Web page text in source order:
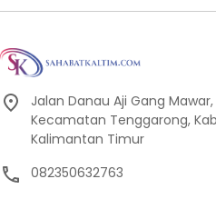
Jalan Danau Aji Gang Mawar,
Kecamatan Tenggarong,
Kalimantan Timur
082350632763